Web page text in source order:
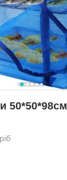
50*50*98см